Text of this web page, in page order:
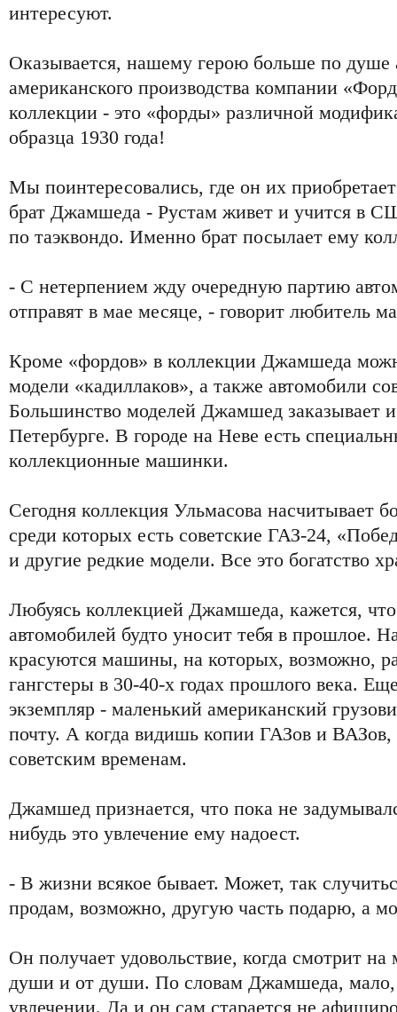
интересуют.
Оказывается, нашему герою больше по душе
американского производства компании
коллекции - это «форды» различной
образца 1930 года!
Мы поинтересовались, где он их
брат Джамшеда - Рустам живет и учится в
по таэквондо. Именно брат посылает ему
- С нетерпением жду очередную партию
отправят в мае месяце, - говорит любитель
Кроме «фордов» в коллекции Джамшеда
модели «кадиллаков», а также автомобили
Большинство моделей Джамшед заказывает
Петербурге. В городе на Неве есть
коллекционные машинки.
Сегодня коллекция Ульмасова насчитывает
среди которых есть советские ГАЗ-24,
и другие редкие модели. Все это богатство
Любуясь коллекцией Джамшеда, кажется,
автомобилей будто уносит тебя в прошлое.
красуются машины, на которых, возможно,
гангстеры в 30-40-х годах прошлого века.
экземпляр - маленький американский
почту. А когда видишь копии ГАЗов и ВАЗов,
советским временам.
Джамшед признается, что пока не
нибудь это увлечение ему надоест.
- В жизни всякое бывает. Может, так
продам, возможно, другую часть подарю, а
Он получает удовольствие, когда смотрит
души и от души. По словам Джамшеда, мало,
увлечении. Да и он сам старается не